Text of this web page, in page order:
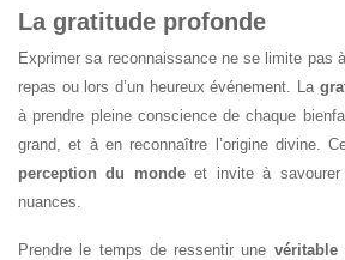
La gratitude profonde
Exprimer sa reconnaissance ne se limite pas
repas ou lors d’un heureux événement. La
à prendre pleine conscience de chaque
grand, et à en reconnaître l’origine divine.
perception du mondeet invite à savourer
nuances.
Prendre le temps de ressentir une véritable